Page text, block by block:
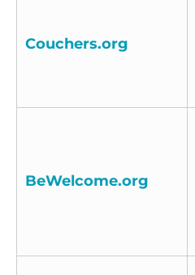
Couchers.org
BeWelcome.org